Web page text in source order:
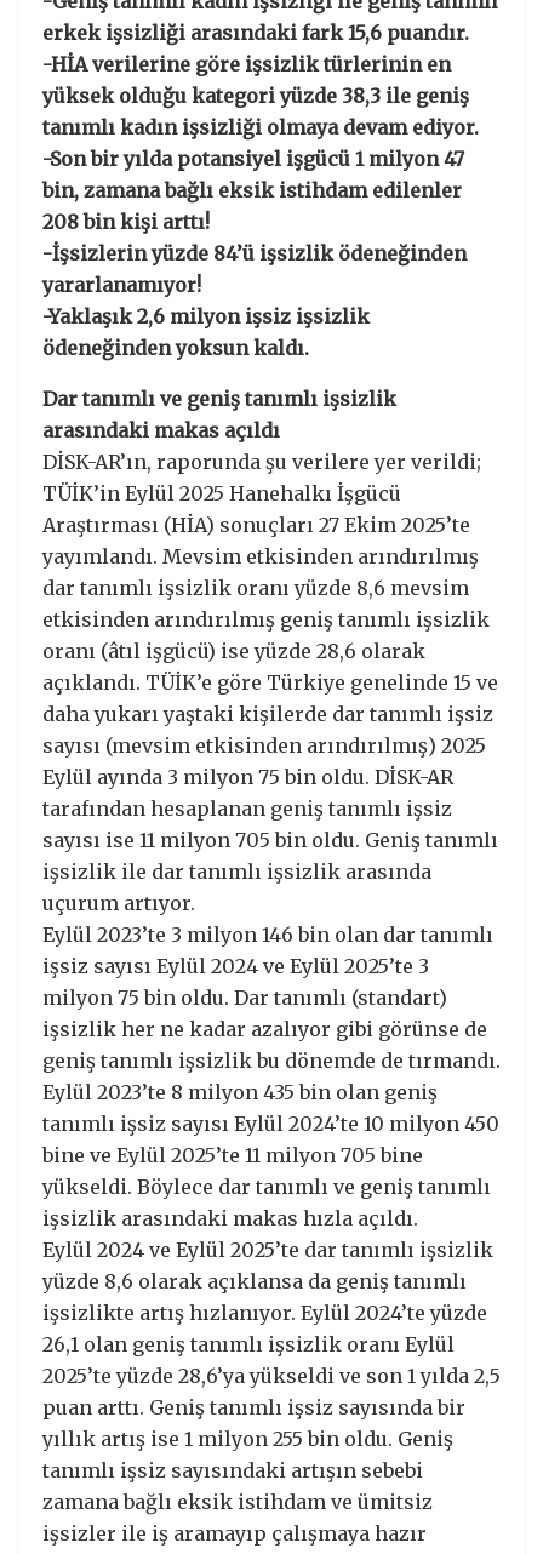
erkek işsizliği arasındaki fark 15,6 puandır.
-HİA verilerine göre işsizlik türlerinin en
yüksek olduğu kategori yüzde 38,3 ile geniş
tanımlı kadın işsizliği olmaya devam ediyor.
-Son bir yılda potansiyel işgücü 1 milyon 47
bin, zamana bağlı eksik istihdam edilenler
208 bin kişi arttı!
-İşsizlerin yüzde 84’ü işsizlik ödeneğinden
yararlanamıyor!
-Yaklaşık 2,6 milyon işsiz işsizlik
ödeneğinden yoksun kaldı.
Dar tanımlı ve geniş tanımlı işsizlik
arasındaki makas açıldı
DİSK-AR’ın, raporunda şu verilere yer verildi;
TÜİK’in Eylül 2025 Hanehalkı İşgücü
Araştırması (HİA) sonuçları 27 Ekim 2025’te
yayımlandı. Mevsim etkisinden arındırılmış
dar tanımlı işsizlik oranı yüzde 8,6 mevsim
etkisinden arındırılmış geniş tanımlı işsizlik
oranı (âtıl işgücü) ise yüzde 28,6 olarak
açıklandı. TÜİK’e göre Türkiye genelinde 15 ve
daha yukarı yaştaki kişilerde dar tanımlı işsiz
sayısı (mevsim etkisinden arındırılmış) 2025
Eylül ayında 3 milyon 75 bin oldu. DİSK-AR
tarafından hesaplanan geniş tanımlı işsiz
sayısı ise 11 milyon 705 bin oldu. Geniş tanımlı
işsizlik ile dar tanımlı işsizlik arasında
uçurum artıyor.
Eylül 2023’te 3 milyon 146 bin olan dar tanımlı
işsiz sayısı Eylül 2024 ve Eylül 2025’te 3
milyon 75 bin oldu. Dar tanımlı (standart)
işsizlik her ne kadar azalıyor gibi görünse de
geniş tanımlı işsizlik bu dönemde de tırmandı.
Eylül 2023’te 8 milyon 435 bin olan geniş
tanımlı işsiz sayısı Eylül 2024’te 10 milyon 450
bine ve Eylül 2025’te 11 milyon 705 bine
yükseldi. Böylece dar tanımlı ve geniş tanımlı
işsizlik arasındaki makas hızla açıldı.
Eylül 2024 ve Eylül 2025’te dar tanımlı işsizlik
yüzde 8,6 olarak açıklansa da geniş tanımlı
işsizlikte artış hızlanıyor. Eylül 2024’te yüzde
26,1 olan geniş tanımlı işsizlik oranı Eylül
2025’te yüzde 28,6’ya yükseldi ve son 1 yılda 2,5
puan arttı. Geniş tanımlı işsiz sayısında bir
yıllık artış ise 1 milyon 255 bin oldu. Geniş
tanımlı işsiz sayısındaki artışın sebebi
zamana bağlı eksik istihdam ve ümitsiz
işsizler ile iş aramayıp çalışmaya hazır